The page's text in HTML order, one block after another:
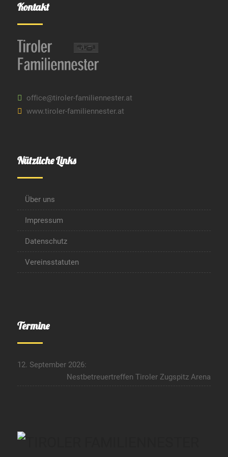
Kontakt
office@tiroler-familiennester.at
www.tiroler-familiennester.at
Nützliche Links
Über uns
Impressum
Datenschutz
Vereinsstatuten
Termine
12. September 2026:
Nestbetreuertreffen Tiroler Zugspitz Arena